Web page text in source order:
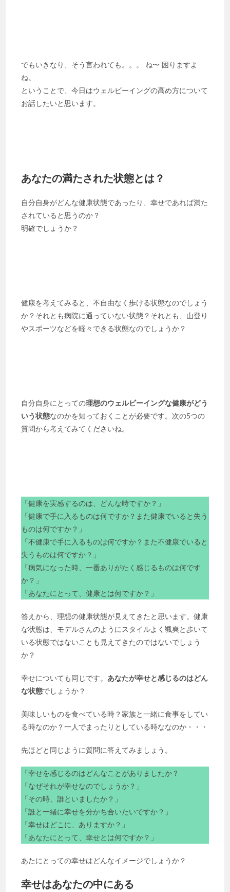
でもいきなり、そう言われても。。。 ね〜 困りますよ
ね。
ということで、今日はウェルビーイングの高め方について
お話したいと思います。
あなたの満たされた状態とは？
自分自身がどんな健康状態であったり、幸せであれば満た
されていると思うのか？
明確でしょうか？
健康を考えてみると、不自由なく歩ける状態なのでしょう
か？それとも病院に通っていない状態？それとも、山登り
やスポーツなどを軽々できる状態なのでしょうか？
自分自身にとっての理想のウェルビーイングな健康がどう
いう状態なのかを知っておくことが必要です。次の5つの
質問から考えてみてくださいね。
「健康を実感するのは、どんな時ですか？」
「健康で手に入るものは何ですか？また健康でいると失う
ものは何ですか？」
「不健康で手に入るものは何ですか？また不健康でいると
失うものは何ですか？」
「病気になった時、一番ありがたく感じるものは何です
か？」
「あなたにとって、健康とは何ですか？」
答えから、理想の健康状態が見えてきたと思います。健康
な状態は、モデルさんのようにスタイルよく颯爽と歩いて
いる状態ではないことも見えてきたのではないでしょう
か？
幸せについても同じです。あなたが幸せと感じるのはどん
な状態でしょうか？
美味しいものを食べている時？家族と一緒に食事をしてい
る時なのか？一人でまったりとしている時ななのか・・・
先ほどと同じように質問に答えてみましょう。
「幸せを感じるのはどんなことがありましたか？
「なぜそれが幸せなのでしょうか？」
「その時、誰といましたか？」
「誰と一緒に幸せを分かち合いたいですか？」
「幸せはどこに、ありますか？」
「あなたにとって、幸せとは何ですか？」
あたにとっての幸せはどんなイメージでしょうか？
幸せはあなたの中にある